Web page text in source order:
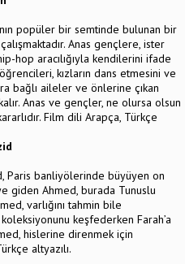
popüler bir semtinde bulunan bir
Anas gençlere, ister
hop aracılığıyla kendilerini ifade
kızların dans etmesini ve
bağlı aileler ve önlerine çıkan
Anas ve gençler, ne olursa olsun
Film dili Arapça, Türkçe
Paris banliyölerinde büyüyen on
giden Ahmed, burada Tunuslu
varlığını tahmin bile
keşfederken Farah’a
hislerine direnmek için
altyazılı.